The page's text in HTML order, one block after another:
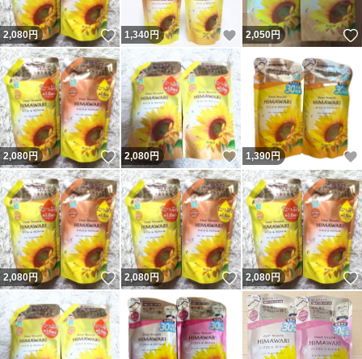
2,080円 いいね！
1,340円 いいね！
2,050円
2,080円 いいね！
2,080円 いいね！
1,390円
2,080円 いいね！
2,080円 いいね！
2,080円